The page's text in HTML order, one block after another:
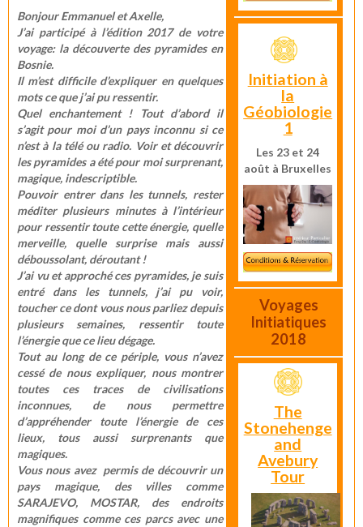
Bonjour Emmanuel et Axelle,
J’ai participé à l’édition 2017 de votre
voyage: la découverte des pyramides en
Bosnie.
Il m’est difficile d’expliquer en quelques
mots ce que j’ai pu ressentir.
Quel enchantement ! Tout d’abord il
s’agit pour moi d’un pays inconnu si ce
n’est à la télé ou radio. Voir et découvrir
les pyramides a été pour moi surprenant,
magique, indescriptible.
Pouvoir entrer dans les tunnels, rester
méditer plusieurs minutes à l’intérieur
pour ressentir toute cette énergie, quelle
merveille, quelle surprise mais aussi
déboussolant, déroutant !
J’ai vu et approché ces pyramides, je suis
entré dans les tunnels, j’ai pu voir,
toucher ce dont vous nous parliez depuis
plusieurs semaines, ressentir toute
l’énergie que ce lieu dégage.
Tout au long de ce périple, vous n’avez
cessé de nous expliquer, nous montrer
toutes ces traces de civilisations
inconnues, de nous permettre
d’appréhender toute l’énergie de ces
lieux, tous aussi surprenants que
magiques.
Vous nous avez permis de découvrir un
pays magique, des villes comme
SARAJEVO, MOSTAR, des endroits
magnifiques comme ces parcs avec une
Initiation à
la
Géobiologie
1
Les 23 et 24
août à Bruxelles
Voyages
Initiatiques
2018
The
Stonehenge
and
Avebury
Tour